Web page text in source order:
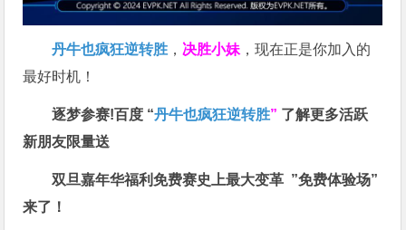
丹牛也疯狂逆转胜 ， 决胜小妹 ，现在正是你加入的
最好时机！
逐梦参赛!百度 “丹牛也疯狂逆转胜” 了解更多活跃
新朋友限量送
双旦嘉年华福利免费赛史上最大变革 ”免费体验场”
来了！